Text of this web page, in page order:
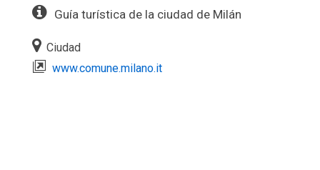
Guía turística de la ciudad de Milán
Ciudad
www.comune.milano.it